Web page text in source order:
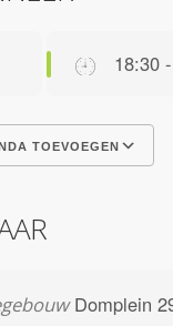
18:30
TOEVOEGEN
Domplein